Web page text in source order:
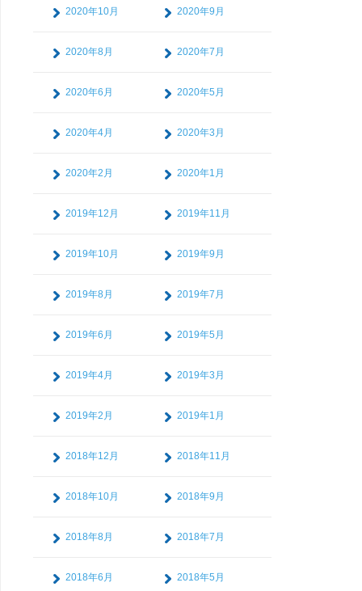
2020年10月 2020年9月
2020年8月 2020年7月
2020年6月 2020年5月
2020年4月 2020年3月
2020年2月 2020年1月
2019年12月 2019年11月
2019年10月 2019年9月
2019年8月 2019年7月
2019年6月 2019年5月
2019年4月 2019年3月
2019年2月 2019年1月
2018年12月 2018年11月
2018年10月 2018年9月
2018年8月 2018年7月
2018年6月 2018年5月